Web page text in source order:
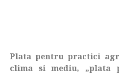
Plata pentru practici
clima si mediu, „plata